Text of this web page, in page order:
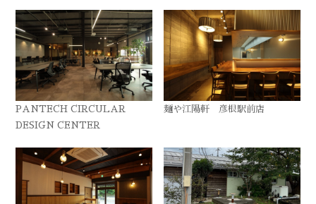
PANTECH CIRCULAR
DESIGN CENTER
麺や江陽軒 彦根駅前店